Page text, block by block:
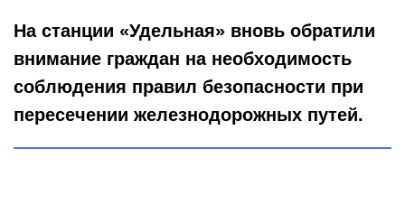
На станции «Удельная» вновь обратили
внимание граждан на необходимость
соблюдения правил безопасности при
пересечении железнодорожных путей.